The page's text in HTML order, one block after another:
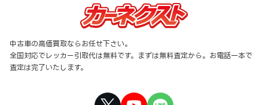
中古車の高価買取ならお任せ下さい。
全国対応でレッカー引取代は無料です。まずは無料査定から。お電話一本で
査定は完了いたします。